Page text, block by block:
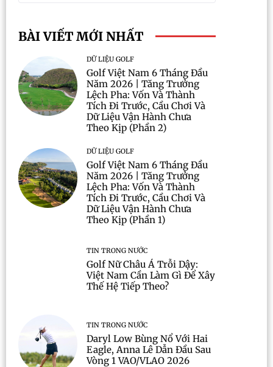
BÀI VIẾT MỚI NHẤT
DỮ LIỆU GOLF
Golf Việt Nam 6 Tháng Đầu
Năm 2026 | Tăng Trưởng
Lệch Pha: Vốn Và Thành
Tích Đi Trước, Cầu Chơi Và
Dữ Liệu Vận Hành Chưa
Theo Kịp (Phần 2)
DỮ LIỆU GOLF
Golf Việt Nam 6 Tháng Đầu
Năm 2026 | Tăng Trưởng
Lệch Pha: Vốn Và Thành
Tích Đi Trước, Cầu Chơi Và
Dữ Liệu Vận Hành Chưa
Theo Kịp (Phần 1)
TIN TRONG NƯỚC
Golf Nữ Châu Á Trỗi Dậy:
Việt Nam Cần Làm Gì Để Xây
Thế Hệ Tiếp Theo?
TIN TRONG NƯỚC
Daryl Low Bùng Nổ Với Hai
Eagle, Anna Lê Dẫn Đầu Sau
Vòng 1 VAO/VLAO 2026